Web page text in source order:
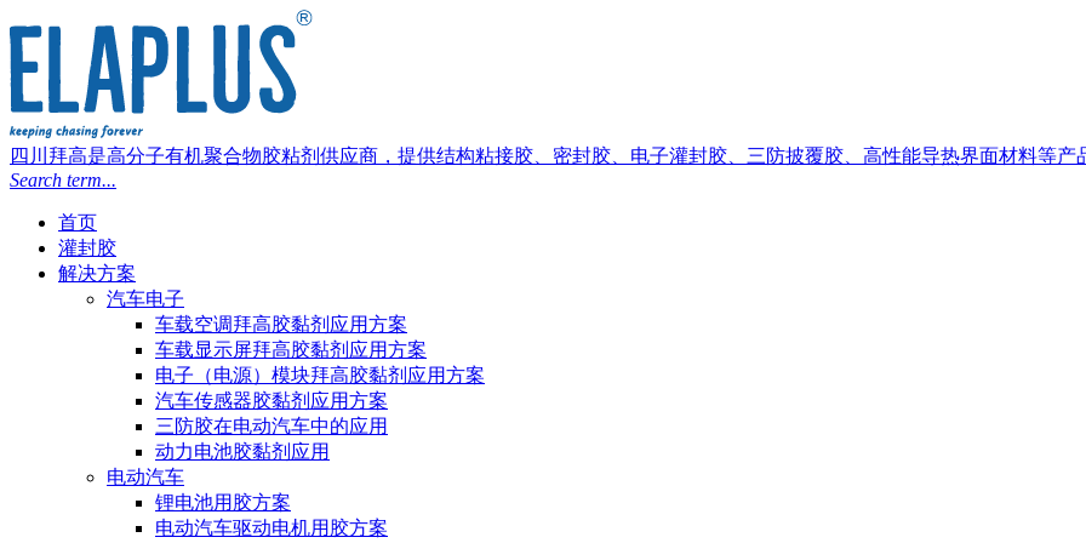
四川拜高是高分子有机聚合物胶粘剂供应商，提供结构粘接胶、密封胶、电子灌封胶、三防披覆胶、高性能导热界面材料等产
Search term...
首页
灌封胶
解决方案
汽车电子
车载空调拜高胶黏剂应用方案
车载显示屏拜高胶黏剂应用方案
电子（电源）模块拜高胶黏剂应用方案
汽车传感器胶黏剂应用方案
三防胶在电动汽车中的应用
动力电池胶黏剂应用
电动汽车
锂电池用胶方案
电动汽车驱动电机用胶方案